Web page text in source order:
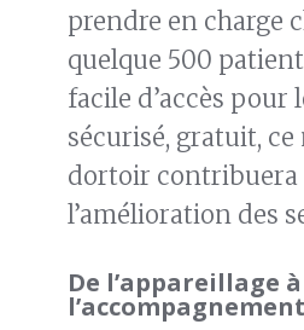
prendre en charge
quelque 500
facile d’accès pour
sécurisé, gratuit, ce
dortoir contribuera
l’amélioration des
De l’appareillage à
l’accompagnement